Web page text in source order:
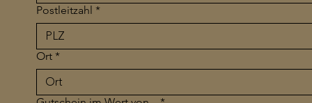
Postleitzahl *
Ort *